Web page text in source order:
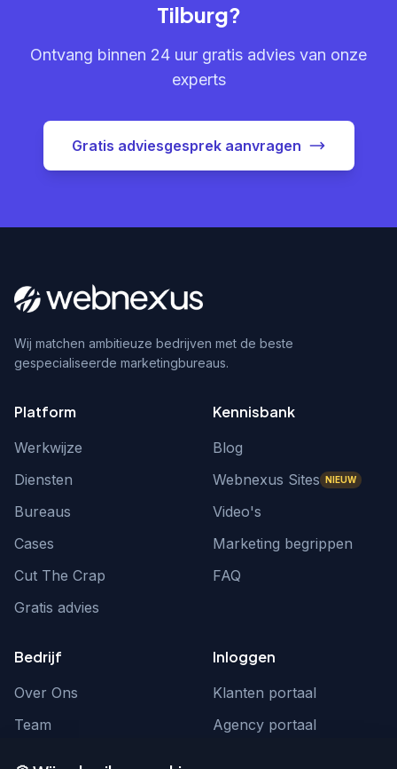
Tilburg?
Ontvang binnen 24 uur gratis advies van onze
experts
Gratis adviesgesprek aanvragen
Wij matchen ambitieuze bedrijven met de beste
gespecialiseerde marketingbureaus.
Platform
Werkwijze
Diensten
Bureaus
Cases
Cut The Crap
Gratis advies
Kennisbank
Blog
Webnexus Sites NIEUW
Video's
Marketing begrippen
FAQ
Bedrijf
Over Ons
Team
Inloggen
Klanten portaal
Agency portaal